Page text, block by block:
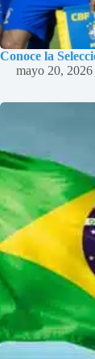
Conoce la
mayo 20, 2026